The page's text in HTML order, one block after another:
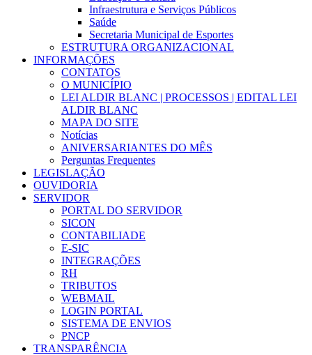
Infraestrutura e Serviços Públicos
Saúde
Secretaria Municipal de Esportes
ESTRUTURA ORGANIZACIONAL
INFORMAÇÕES
CONTATOS
O MUNICÍPIO
LEI ALDIR BLANC | PROCESSOS | EDITAL LEI
ALDIR BLANC
MAPA DO SITE
Notícias
ANIVERSARIANTES DO MÊS
Perguntas Frequentes
LEGISLAÇÃO
OUVIDORIA
SERVIDOR
PORTAL DO SERVIDOR
SICON
CONTABILIADE
E-SIC
INTEGRAÇÕES
RH
TRIBUTOS
WEBMAIL
LOGIN PORTAL
SISTEMA DE ENVIOS
PNCP
TRANSPARÊNCIA